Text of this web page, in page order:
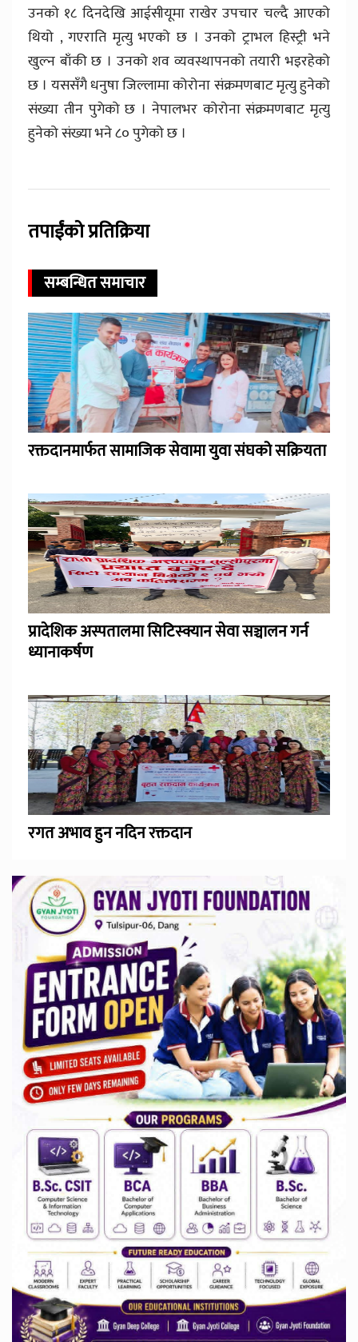
उनको १८ दिनदेखि आईसीयूमा राखेर उपचार चल्दै आएको
थियो , गएराति मृत्यु भएको छ । उनको ट्राभल हिस्ट्री भने
खुल्न बाँकी छ । उनको शव व्यवस्थापनको तयारी भइरहेको
छ । यससँगै धनुषा जिल्लामा कोरोना संक्रमणबाट मृत्यु हुनेको
संख्या तीन पुगेको छ । नेपालभर कोरोना संक्रमणबाट मृत्यु
हुनेको संख्या भने ८० पुगेको छ ।
तपाईंको प्रतिक्रिया
सम्बन्धित समाचार
रक्तदानमार्फत सामाजिक सेवामा युवा संघको सक्रियता
प्रादेशिक अस्पतालमा सिटिस्क्यान सेवा सञ्चालन गर्न
ध्यानाकर्षण
रगत अभाव हुन नदिन रक्तदान